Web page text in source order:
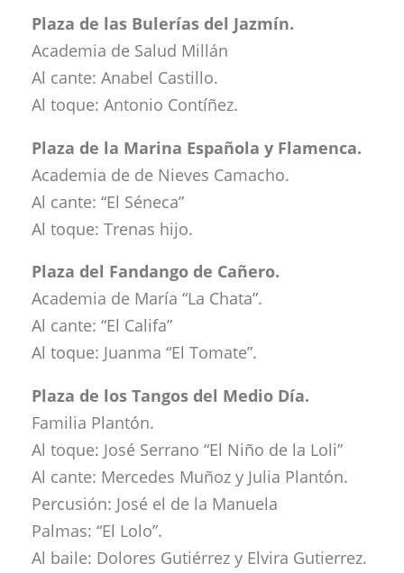
Plaza de las Bulerías del Jazmín.
Academia de Salud Millán
Al cante: Anabel Castillo.
Al toque: Antonio Contíñez.
Plaza de la Marina Española y Flamenca.
Academia de de Nieves Camacho.
Al cante: “El Séneca”
Al toque: Trenas hijo.
Plaza del Fandango de Cañero.
Academia de María “La Chata”.
Al cante: “El Califa”
Al toque: Juanma “El Tomate”.
Plaza de los Tangos del Medio Día.
Familia Plantón.
Al toque: José Serrano “El Niño de la Loli”
Al cante: Mercedes Muñoz y Julia Plantón.
Percusión: José el de la Manuela
Palmas: “El Lolo”.
Al baile: Dolores Gutiérrez y Elvira Gutierrez.